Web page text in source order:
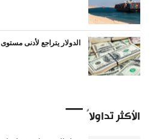
الدولار يتراجع لأدنى مستوى في
الأكثر تداولاً